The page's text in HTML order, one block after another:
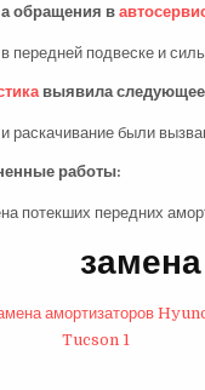
обращения в
в передней подвеске и
выявила
и раскачивание были
работы:
потекших передних